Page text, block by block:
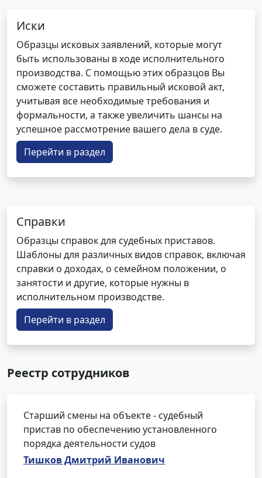
Иски
Образцы исковых заявлений, которые могут
быть использованы в ходе исполнительного
производства. С помощью этих образцов Вы
сможете составить правильный исковой акт,
учитывая все необходимые требования и
формальности, а также увеличить шансы на
успешное рассмотрение вашего дела в суде.
Перейти в раздел
Справки
Образцы справок для судебных приставов.
Шаблоны для различных видов справок, включая
справки о доходах, о семейном положении, о
занятости и другие, которые нужны в
исполнительном производстве.
Перейти в раздел
Реестр сотрудников
Старший смены на объекте - судебный
пристав по обеспечению установленного
порядка деятельности судов
Тишков Дмитрий Иванович